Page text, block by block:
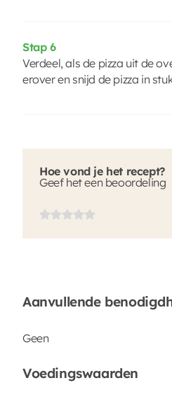
Stap 6
Verdeel, als de pizza uit de
erover en snijd de pizza in
Hoe vond je het recept?
Geef het een beoordeling
Aanvullende
Geen
Voedingswaarden